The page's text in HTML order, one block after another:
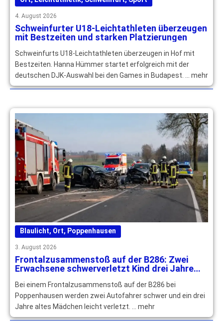
4. August 2026
Schweinfurter U18-Leichtathleten überzeugen
mit Bestzeiten und starken Platzierungen
Schweinfurts U18-Leichtathleten überzeugen in Hof mit
Bestzeiten. Hanna Hümmer startet erfolgreich mit der
deutschen DJK-Auswahl bei den Games in Budapest. … mehr
Blaulicht, Ort, Poppenhausen
3. August 2026
Frontalzusammenstoß auf der B286: Zwei
Erwachsene schwerverletzt Kind drei Jahre
Bei einem Frontalzusammenstoß auf der B286 bei
Poppenhausen werden zwei Autofahrer schwer und ein drei
Jahre altes Mädchen leicht verletzt. … mehr